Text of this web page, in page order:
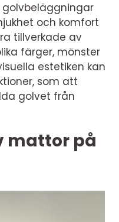
och komfort
tillverkade av
färger, mönster
estetiken kan
som att
golvet från
mattor på